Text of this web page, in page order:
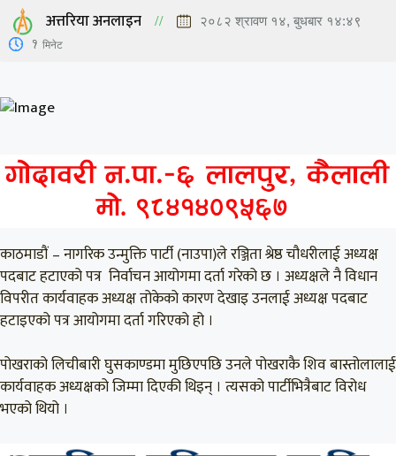
अत्तरिया अनलाइन २०८२ श्रावण १४, बुधबार १४:४९
1 मिनेट
काठमाडौं – नागरिक उन्मुक्ति पार्टी (नाउपा)ले रञ्जिता श्रेष्ठ चौधरीलाई अध्यक्ष
पदबाट हटाएको पत्र निर्वाचन आयोगमा दर्ता गरेको छ । अध्यक्षले नै विधान
विपरीत कार्यवाहक अध्यक्ष तोकेको कारण देखाइ उनलाई अध्यक्ष पदबाट
हटाइएको पत्र आयोगमा दर्ता गरिएको हो ।
पोखराको लिचीबारी घुसकाण्डमा मुछिएपछि उनले पोखराकै शिव बास्तोलालाई
कार्यवाहक अध्यक्षको जिम्मा दिएकी थिइन् । त्यसको पार्टीभित्रैबाट विरोध
भएको थियो ।